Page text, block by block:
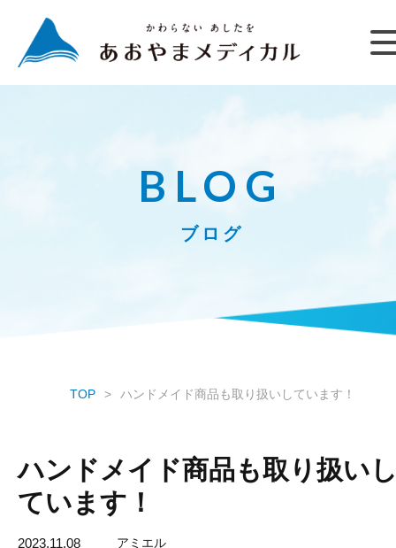
BLOG
ブログ
TOP ハンドメイド商品も取り扱いしています！
ハンドメイド商品も取り扱い
ています！
2023.11.08 アミエル